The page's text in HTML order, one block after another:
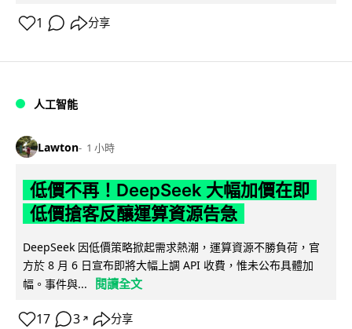
1 分享
人工智能
Lawton 1 小時
低價不再！DeepSeek 大幅加價在即
低價搶客反釀運算資源告急
DeepSeek 因低價策略掀起需求熱潮，運算資源不勝負荷，官
方於 8 月 6 日宣布即將大幅上調 API 收費，惟未公布具體加
幅。事件與...
閱讀全文
17 3 ↗ 分享